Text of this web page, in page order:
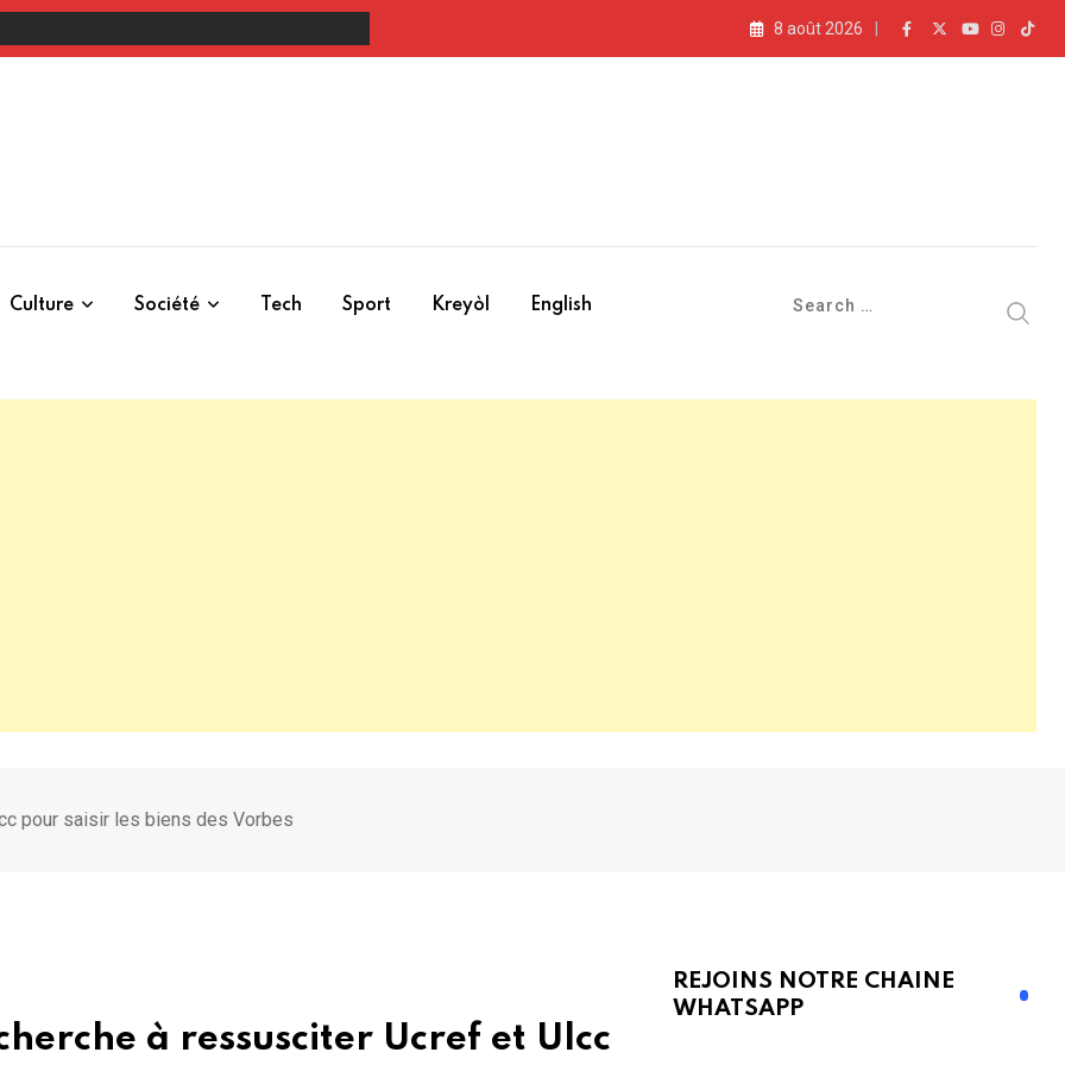
» contre les dérives de Fils-Aimé 8 août 2026
Culture Société Tech Sport Kreyòl English
pour saisir les biens des Vorbes
à ressusciter Ucref et Ulcc
REJOINS NOTRE CHAINE
WHATSAPP